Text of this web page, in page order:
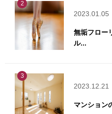
2
2023.01.05
無垢フロー
ル...
3
2023.12.21
マンション